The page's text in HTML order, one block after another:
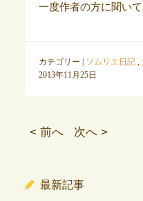
一度作者の方に聞い
カテゴリー | ソムリエ日記,
2013年11月25日
< 前へ 次へ >
最新記事